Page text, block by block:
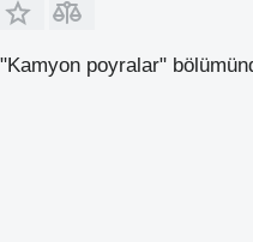
"Kamyon poyralar"